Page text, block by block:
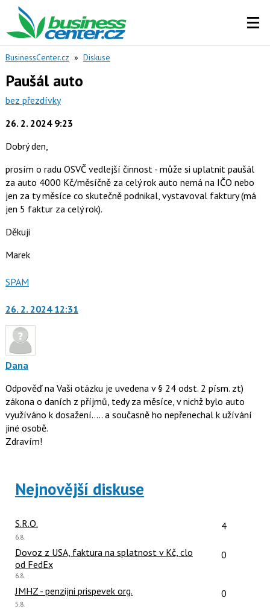
BusinessCenter.cz » Diskuse
Paušál auto
bez přezdívky
26. 2. 2024 9:23
Dobrý den,
prosím o radu OSVČ vedlejší činnost - může si uplatnit paušál
za auto 4000 Kč/měsíčně za celý rok auto nemá na IČO nebo
jen za ty měsíce co skutečně podnikal, vystavoval faktury (má
jen 5 faktur za celý rok).
Děkuji
Marek
Nahlásit
jako
SPAM
26. 2. 2024 12:31
Dana
Odpověď na Vaši otázku je uvedena v § 24 odst. 2 písm. zt)
zákona o daních z příjmů, tedy za měsíce, v nichž bylo auto
využíváno k dosažení..... a současně ho nepřenechal k užívání
jiné osobě.
Zdravím!
Nejnovější diskuse
S.R.O. Počet
4
Poslední
6.8.
Dovoz z USA, faktura na splatnost v Kč, clo
od FedEx
Počet
0
Poslední
6.8.
JMHZ - penzijni prispevek org. Počet
0
Poslední
5.8.